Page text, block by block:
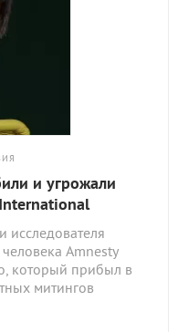
и угрожали
исследователя
Amnesty
который прибыл в
митингов